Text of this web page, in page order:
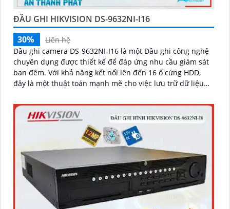
ĐẦU GHI HIKVISION DS-9632NI-I16
30%
Liên hệ
Đầu ghi camera DS-9632NI-I16 là một Đầu ghi công nghệ
chuyên dụng được thiết kế để đáp ứng nhu cầu giám sát
ban đêm. Với khả năng kết nối lên đến 16 ổ cứng HDD,
đây là một thuật toán mạnh mẽ cho việc lưu trữ dữ liệu